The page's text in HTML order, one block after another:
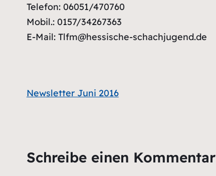
Telefon: 06051/470760
Mobil.: 0157/34267363
E-Mail: Tlfm@hessische-schachjugend.de
Newsletter Juni 2016
Schreibe einen Kommentar